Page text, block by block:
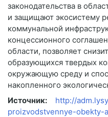
законодательства в
и защищают экосистему
коммунальной
концессионного
области, позволяет
образующихся твердых
окружающую среду и
накопленного
Источник:
http://
proizvodstvennye-